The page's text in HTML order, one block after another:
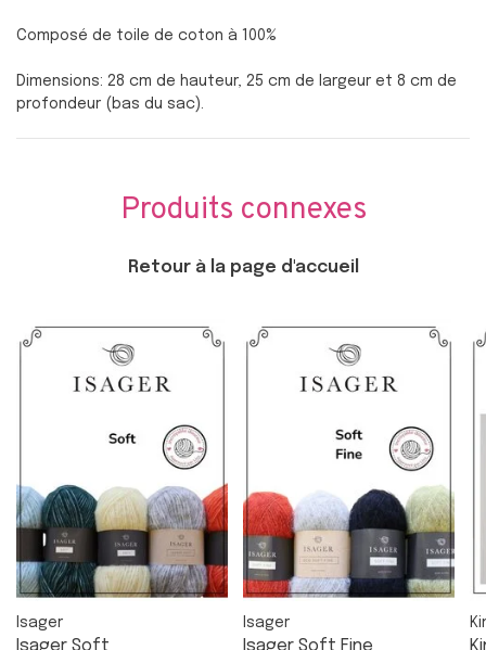
Composé de toile de coton à 100%
Dimensions: 28 cm de hauteur, 25 cm de largeur et 8 cm de
profondeur (bas du sac).
Produits connexes
Retour à la page d'accueil
Isager Isager